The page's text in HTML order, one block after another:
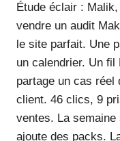
Étude éclair :
vendre un audit
le site parfait. Une
un calendrier. Un fil
partage un cas réel
client. 46 clics, 9
ventes. La
ajoute des packs.